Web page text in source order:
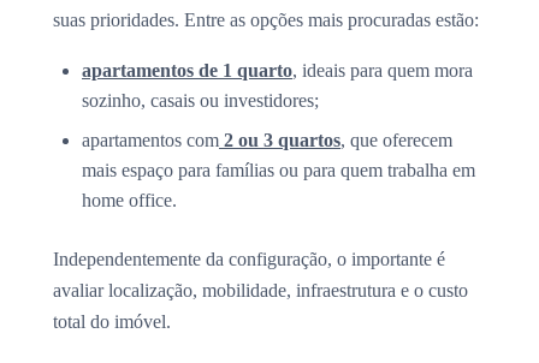
suas prioridades. Entre as opções mais procuradas estão:
apartamentos de 1 quarto, ideais para quem mora
sozinho, casais ou investidores;
apartamentos com 2 ou 3 quartos, que oferecem
mais espaço para famílias ou para quem trabalha em
home office.
Independentemente da configuração, o importante é
avaliar localização, mobilidade, infraestrutura e o custo
total do imóvel.